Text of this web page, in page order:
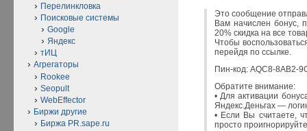
Это сообщение
Вам начислен бонус,
20% скидка на все
Чтобы
перейдя по ссылке.
Пин-код: AQC8-8AB2-
Обратите внимание:
• Для активации
Яндекс.Деньгах —
• Если Вы считаете,
просто
Перелинкловка
Поисковые системы
Google
Яндекс
тИЦ
Агрегаторы
Rookee
Seopult
WebEffector
Биржи другие
Биржа PR.sape.ru